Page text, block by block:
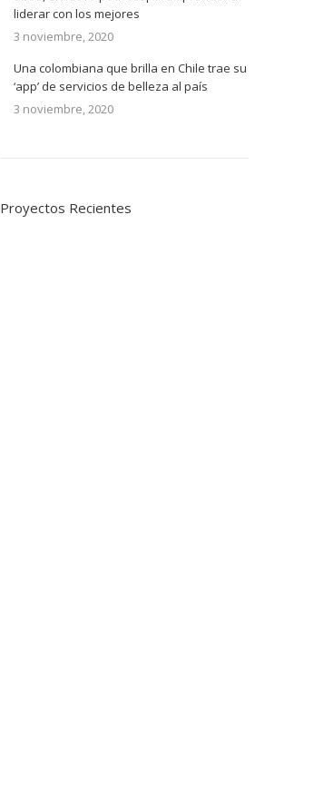
liderar con los mejores
3 noviembre, 2020
Una colombiana que brilla en Chile trae su
‘app’ de servicios de belleza al país
3 noviembre, 2020
Proyectos Recientes